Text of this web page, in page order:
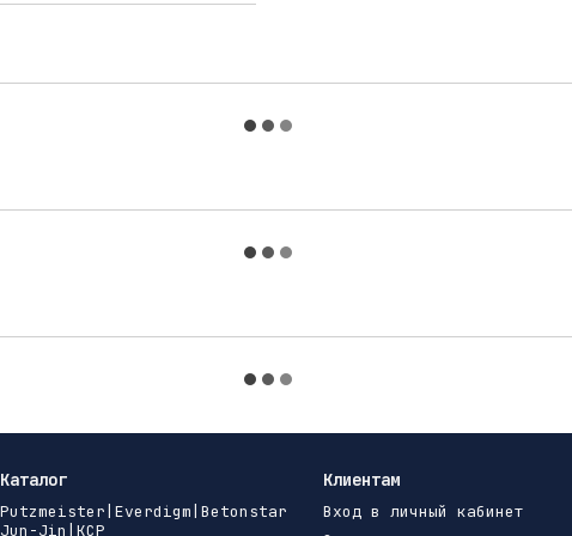
Каталог
Putzmeister|Everdigm|Betonstar
Jun-Jin|KCP
Клиентам
Вход в личный кабинет